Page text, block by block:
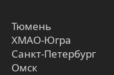
Тюмень
ХМАО-Югра
Санкт-Петербург
Омск